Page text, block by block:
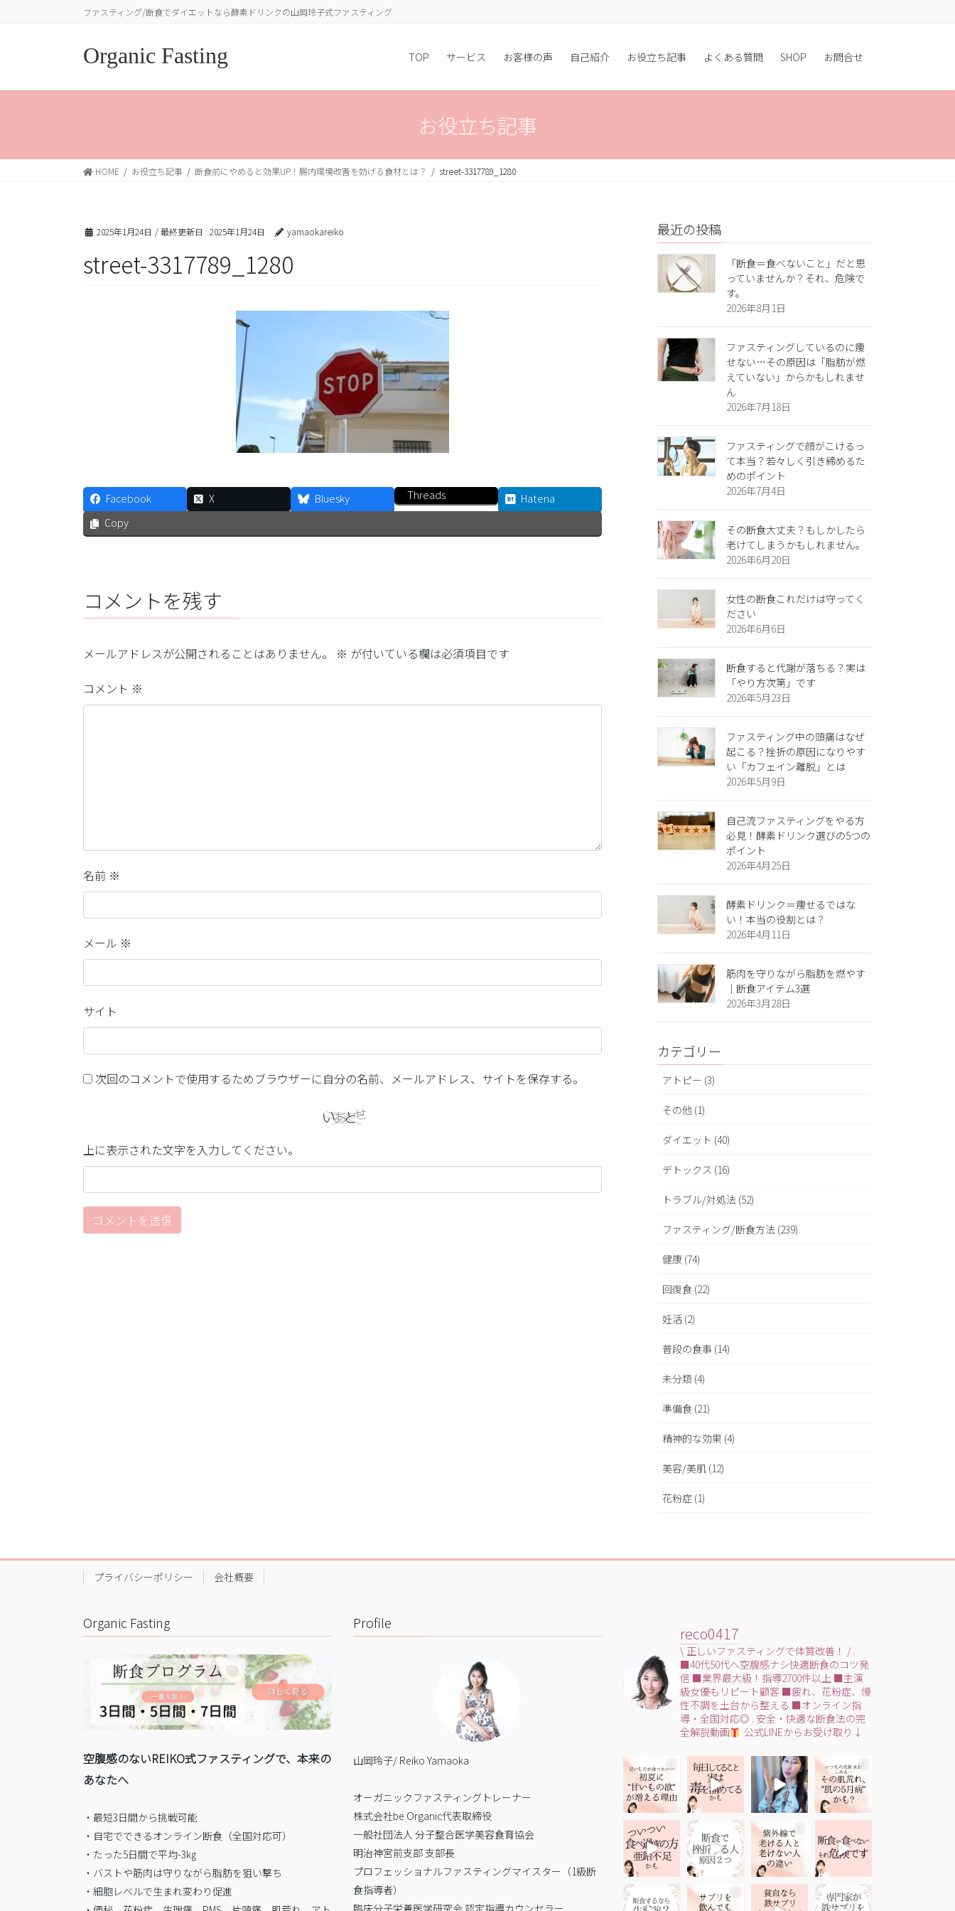
に
ョ
動
ファスティング/断食でダイエットなら酵素ドリンクの山岡玲子式ファスティング
Organic Fasting TOP サービス お客様の声 自己紹介 お役立ち記事 よくある質問 SHOP お問合せ
お役立ち記事
HOME お役立ち記事 断食前にやめると効果UP！腸内環境改善を妨げる食材とは？ street-3317789_1280
2025年1月24日 / 最終更新日 : 2025年1月24日 yamaokareiko
street-3317789_1280
Facebook X Bluesky Threads
Hatena
Copy
コメントを残す
メールアドレスが公開されることはありません。 ※ が付いている欄は必須項目です
コメント ※
名前 ※
メール ※
サイト
次回のコメントで使用するためブラウザーに自分の名前、メールアドレス、サイトを保存する。
上に表示された文字を入力してください。
最近の投稿
「断食＝食べないこと」だと思
っていませんか？それ、危険で
す。
2026年8月1日
ファスティングしているのに痩
せない…その原因は「脂肪が燃
えていない」からかもしれませ
ん
2026年7月18日
ファスティングで顔がこけるっ
て本当？若々しく引き締めるた
めのポイント
2026年7月4日
その断食大丈夫？もしかしたら
老けてしまうかもしれません。
2026年6月20日
女性の断食これだけは守ってく
ださい
2026年6月6日
断食すると代謝が落ちる？実は
「やり方次第」です
2026年5月23日
ファスティング中の頭痛はなぜ
起こる？挫折の原因になりやす
い「カフェイン離脱」とは
2026年5月9日
自己流ファスティングをやる方
必見！酵素ドリンク選びの5つの
ポイント
2026年4月25日
酵素ドリンク＝痩せるではな
い！本当の役割とは？
2026年4月11日
筋肉を守りながら脂肪を燃やす
｜断食アイテム3選
2026年3月28日
カテゴリー
アトピー (3)
その他 (1)
ダイエット (40)
デトックス (16)
トラブル/対処法 (52)
ファスティング/断食方法 (239)
健康 (74)
回復食 (22)
妊活 (2)
普段の食事 (14)
未分類 (4)
準備食 (21)
精神的な効果 (4)
美容/美肌 (12)
花粉症 (1)
プライバシーポリシー 会社概要
Organic Fasting
空腹感のないREIKO式ファスティングで、本来の
あなたへ
・最短3日間から挑戦可能
・自宅でできるオンライン断食（全国対応可）
・たった5日間で平均-3㎏
・バストや筋肉は守りながら脂肪を狙い撃ち
・細胞レベルで生まれ変わり促進
Profile
山岡玲子/ Reiko Yamaoka
オーガニックファスティングトレーナー
株式会社be Organic代表取締役
一般社団法人 分子整合医学美容食育協会
明治神宮前支部 支部長
プロフェッショナルファスティングマイスター（1級断
食指導者）
臨床分子栄養医学研究会 認定指導カウンセラー
reco0417
\ 正しいファスティングで体質改善！ /.
■40代50代へ空腹感ナシ快適断食のコツ発
信 ■業界最大級！指導2700件以上■主演
級女優もリピート顧客 ■疲れ、花粉症、慢
性不調を土台から整える ■オンライン指
導・全国対応◎ . 安全・快適な断食法の完
全解説動画
公式LINEからお受け取り↓